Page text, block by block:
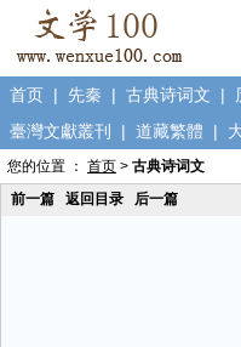
首页 | 先秦 | 古典诗词文 |
臺灣文獻叢刊
| 道藏繁體 |
您的位置 ： 首页 > 古典诗词文
前一篇
返回目录 后一篇